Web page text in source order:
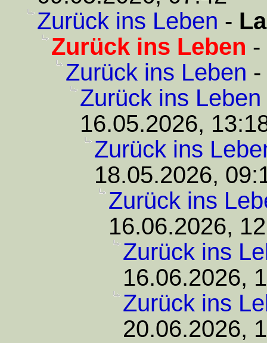
Zurück ins Leben -
Zurück ins Leben -
Zurück ins Leben -
Zurück ins Leben
16.05.2026,
Zurück ins
18.05.2026,
Zurück ins
16.06.2026,
Zurück ins
16.06.2026,
Zurück ins
20.06.2026,